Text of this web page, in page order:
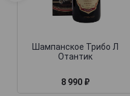
Шампанское Трибо Л
Отантик
8 990 ₽